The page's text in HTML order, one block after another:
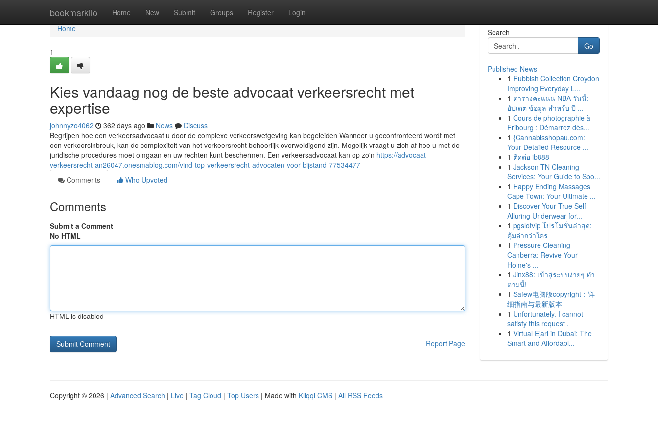
bookmarkilo Home New Submit Groups Register Login
Home
Home
1
Kies vandaag nog de beste advocaat verkeersrecht met
expertise
johnnyzo4062 362 days ago News
Discuss
Begrijpen hoe een verkeersadvocaat u door de complexe verkeerswetgeving kan begeleiden Wanneer u geconfronteerd wordt met
een verkeersinbreuk, kan de complexiteit van het verkeersrecht behoorlijk overweldigend zijn. Mogelijk vraagt u zich af hoe u met de
juridische procedures moet omgaan en uw rechten kunt beschermen. Een verkeersadvocaat kan op zo'n https://advocaat-
verkeersrecht-an26047.onesmablog.com/vind-top-verkeersrecht-advocaten-voor-bijstand-77534477
Comments
Who Upvoted
Comments
Submit a Comment
No HTML
HTML is disabled
Report Page
Search
Go
Published News
1 Rubbish Collection Croydon
Improving Everyday L...
1 ตารางคะแนน NBA วันนี้:
อัปเดต ข้อมูล สำหรับ ปี ...
1 Cours de photographie à
Fribourg : Démarrez dès...
1 {Cannabisshopau.com:
Your Detailed Resource ...
1 ติดต่อ ib888
1 Jackson TN Cleaning
Services: Your Guide to Spo...
1 Happy Ending Massages
Cape Town: Your Ultimate ...
1 Discover Your True Self:
Alluring Underwear for...
1 pgslotvip โปรโมชั่นล่าสุด:
คุ้มค่ากว่าใคร
1 Pressure Cleaning
Canberra: Revive Your
Home's ...
1 Jinx88: เข้าสู่ระบบง่ายๆ ทำ
ตามนี้!
1 Safew电脑版copyright：详
细指南与最新版本
1 Unfortunately, I cannot
satisfy this request .
1 Virtual Ejari in Dubai: The
Smart and Affordabl...
Copyright © 2026 | Advanced Search | Live | Tag Cloud | Top Users | Made with Kliqqi CMS | All RSS Feeds